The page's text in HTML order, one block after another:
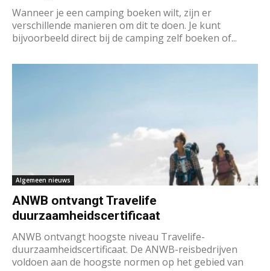
Wanneer je een camping boeken wilt, zijn er
verschillende manieren om dit te doen. Je kunt
bijvoorbeeld direct bij de camping zelf boeken of...
Algemeen nieuws
ANWB ontvangt Travelife
duurzaamheidscertificaat
ANWB ontvangt hoogste niveau Travelife-
duurzaamheidscertificaat. De ANWB-reisbedrijven
voldoen aan de hoogste normen op het gebied van